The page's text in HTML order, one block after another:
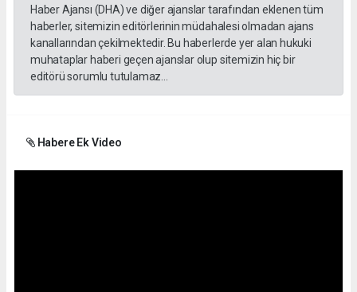
Haber Ajansı (DHA) ve diğer ajanslar tarafından eklenen tüm
haberler, sitemizin editörlerinin müdahalesi olmadan ajans
kanallarından çekilmektedir. Bu haberlerde yer alan hukuki
muhataplar haberi geçen ajanslar olup sitemizin hiç bir
editörü sorumlu tutulamaz...
Habere Ek Video